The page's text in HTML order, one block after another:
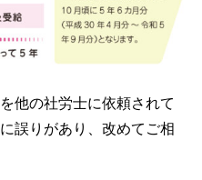
他の社労士に依頼されて
誤りがあり、改めてご相